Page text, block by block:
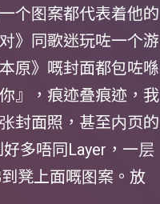
个图案都代表着他的
》同歌迷玩咗一个游
原》嘅封面都包咗喺
』，痕迹叠痕迹，我
封面照，甚至内页的
多唔同Layer，一层
凳上面嘅图案。放